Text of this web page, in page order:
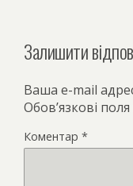
Залишити
Ваша e-mail
Обов’язкові
Коментар *